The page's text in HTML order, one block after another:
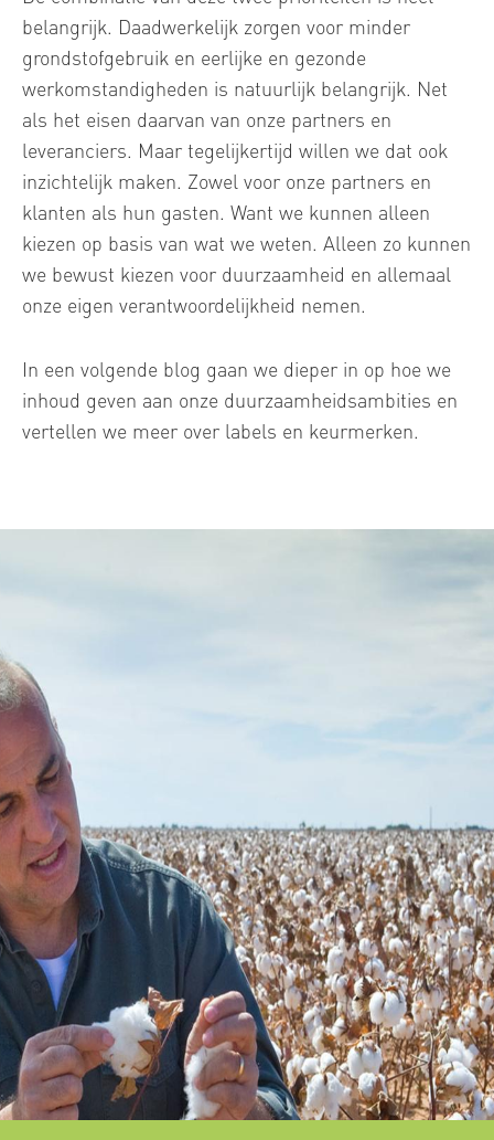
belangrijk. Daadwerkelijk zorgen voor minder
grondstofgebruik en eerlijke en gezonde
werkomstandigheden is natuurlijk belangrijk. Net
als het eisen daarvan van onze partners en
leveranciers. Maar tegelijkertijd willen we dat ook
inzichtelijk maken. Zowel voor onze partners en
klanten als hun gasten. Want we kunnen alleen
kiezen op basis van wat we weten. Alleen zo kunnen
we bewust kiezen voor duurzaamheid en allemaal
onze eigen verantwoordelijkheid nemen.
In een volgende blog gaan we dieper in op hoe we
inhoud geven aan onze duurzaamheidsambities en
vertellen we meer over labels en keurmerken.